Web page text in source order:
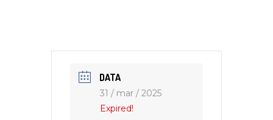
DATA
31 / mar / 2025
Expired!